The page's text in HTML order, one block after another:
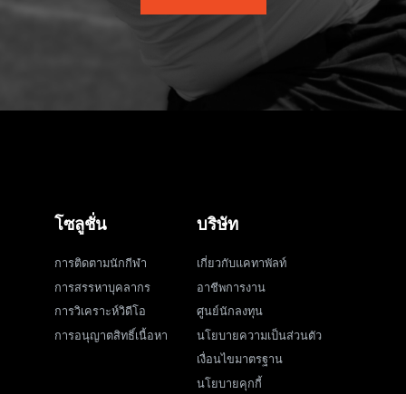
โซลูชั่น
การติดตามนักกีฬา
การสรรหาบุคลากร
การวิเคราะห์วิดีโอ
การอนุญาตสิทธิ์เนื้อหา
บริษัท
เกี่ยวกับแคทาพัลท์
อาชีพการงาน
ศูนย์นักลงทุน
นโยบายความเป็นส่วนตัว
เงื่อนไขมาตรฐาน
นโยบายคุกกี้